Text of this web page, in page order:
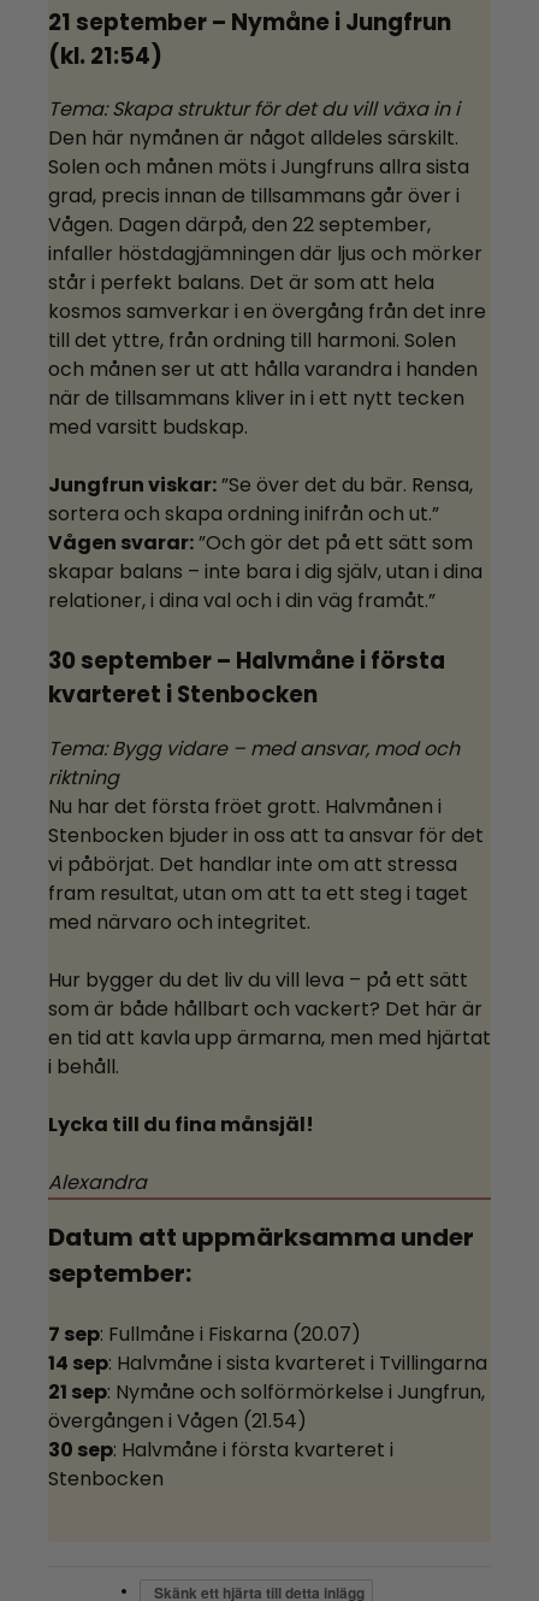
21 september – Nymåne i Jungfrun
(kl. 21:54)
Tema: Skapa struktur för det du vill växa in i
Den här nymånen är något alldeles särskilt.
Solen och månen möts i Jungfruns allra sista
grad, precis innan de tillsammans går över i
Vågen. Dagen därpå, den 22 september,
infaller höstdagjämningen där ljus och mörker
står i perfekt balans. Det är som att hela
kosmos samverkar i en övergång från det inre
till det yttre, från ordning till harmoni. Solen
och månen ser ut att hålla varandra i handen
när de tillsammans kliver in i ett nytt tecken
med varsitt budskap.
Jungfrun viskar:”Se över det du bär. Rensa,
sortera och skapa ordning inifrån och ut.”
Vågen svarar:”Och gör det på ett sätt som
skapar balans – inte bara i dig själv, utan i dina
relationer, i dina val och i din väg framåt.”
30 september – Halvmåne i första
kvarteret i Stenbocken
Tema: Bygg vidare – med ansvar, mod och
riktning
Nu har det första fröet grott. Halvmånen i
Stenbocken bjuder in oss att ta ansvar för det
vi påbörjat. Det handlar inte om att stressa
fram resultat, utan om att ta ett steg i taget
med närvaro och integritet.
Hur bygger du det liv du vill leva – på ett sätt
som är både hållbart och vackert? Det här är
en tid att kavla upp ärmarna, men med hjärtat
i behåll.
Lycka till du fina månsjäl!
Alexandra
Datum att uppmärksamma under
september:
7 sep: Fullmåne i Fiskarna (20.07)
14 sep: Halvmåne i sista kvarteret i Tvillingarna
21 sep: Nymåne och solförmörkelse i Jungfrun,
övergången i Vågen (21.54)
30 sep: Halvmåne i första kvarteret i
Stenbocken
Skänk ett hjärta till detta inlägg